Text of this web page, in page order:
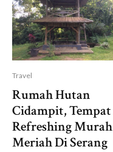
Travel
Rumah Hutan
Cidampit, Tempat
Refreshing Murah
Meriah Di Serang